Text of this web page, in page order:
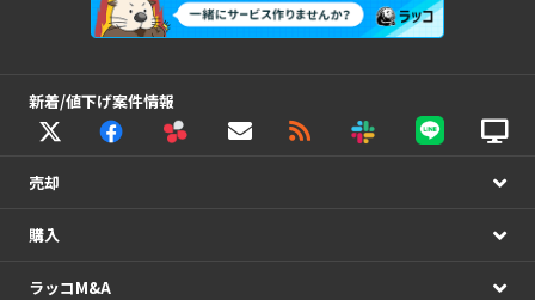
新着/値下げ案件情報
売却
購入
ラッコM&A